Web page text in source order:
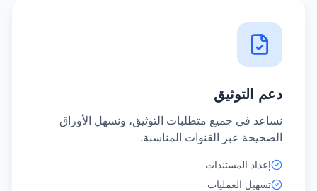
دعم التوثيق
نساعد في جميع متطلبات التوثيق، ونسهل الأوراق
الصحيحة عبر القنوات المناسبة.
إعداد المستندات
تسهيل العمليات